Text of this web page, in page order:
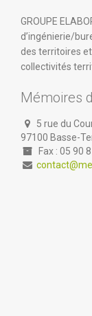
GROUPE
d’ingénierie/
des territoires
collectivités
Mémoires
5 rue du
97100 Basse-
Fax : 05 90